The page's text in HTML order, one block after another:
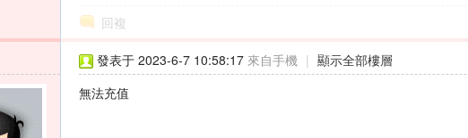
回複
發表于 2023-6-7 10:58:17 來自手機 | 顯示全部樓層
無法充值